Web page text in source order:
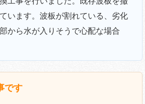
います。波板が割れている、劣化
から水が入りそうで心配な場合
です